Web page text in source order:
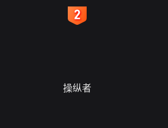
操纵者